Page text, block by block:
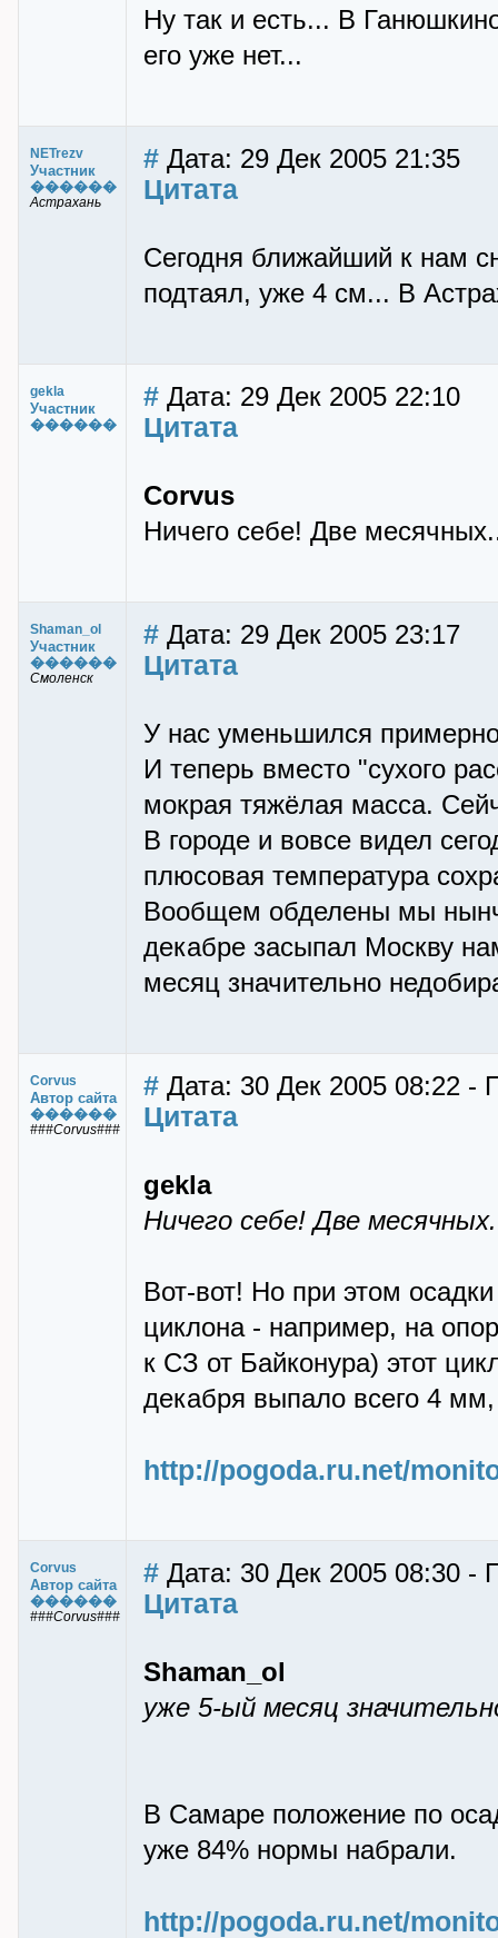
Ну так и есть... В
его уже нет...
NETrezv
Участник
������
Астрахань
# Дата: 29 Дек 2005 21:35
Цитата
Сегодня ближайший к нам
подтаял, уже 4 см... В
gekla
Участник
������
# Дата: 29 Дек 2005 22:10
Цитата
Corvus
Ничего себе! Две
Shaman_ol
Участник
������
Смоленск
# Дата: 29 Дек 2005 23:17
Цитата
У нас уменьшился
И теперь вместо "сухого
мокрая тяжёлая масса.
В городе и вовсе видел
плюсовая температура
Вообщем обделены мы
декабре засыпал Москву
месяц значительно
Corvus
Автор сайта
������
###Corvus###
# Дата: 30 Дек 2005 08:22 -
Цитата
gekla
Ничего себе! Две
Вот-вот! Но при этом
циклона - например, на
к СЗ от Байконура) этот
декабря выпало всего 4
http://pogoda.ru.net/
Corvus
Автор сайта
������
###Corvus###
# Дата: 30 Дек 2005 08:30 -
Цитата
Shaman_ol
уже 5-ый месяц
В Самаре положение по
уже 84% нормы набрали.
http://pogoda.ru.net/